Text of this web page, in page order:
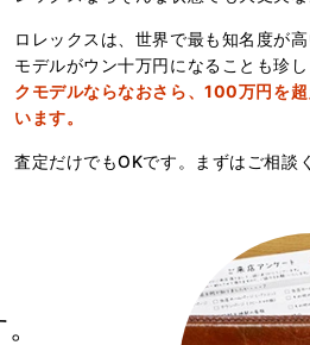
ロレックスは、世界で最も知名度が
モデルがウン十万円になることも珍
クモデルならなおさら、100万円を
います。
査定だけでもOKです。まずはご相談